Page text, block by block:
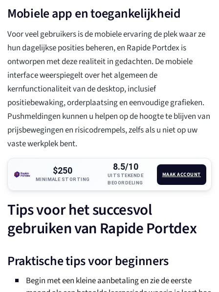
Mobiele app en toegankelijkheid
Voor veel gebruikers is de mobiele ervaring de plek waar ze
hun dagelijkse posities beheren, en Rapide Portdex is
ontworpen met deze realiteit in gedachten. De mobiele
interface weerspiegelt over het algemeen de
kernfunctionaliteit van de desktop, inclusief
positiebewaking, orderplaatsing en eenvoudige grafieken.
Pushmeldingen kunnen u helpen op de hoogte te blijven van
prijsbewegingen en risicodrempels, zelfs als u niet op uw
vaste werkplek bent.
$250
MINIMALE STORTING
8.5/10
UITSTEKENDE
BEOORDELING
MAAK ACCOUNT
Tips voor het succesvol
gebruiken van Rapide Portdex
Praktische tips voor beginners
Begin met een kleine aanbetaling en zie de eerste